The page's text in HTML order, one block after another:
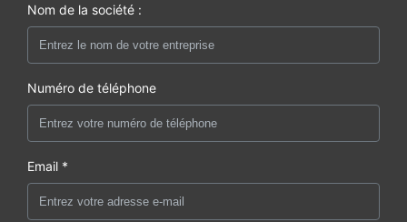
Nom de la société :
Numéro de téléphone
Email *